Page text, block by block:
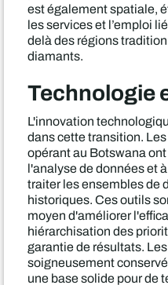
est également spatiale,
les services et l’emploi
delà des régions
diamants.
Technologie
L'innovation
dans cette transition.
opérant au Botswana
l'analyse de données et
traiter les ensembles de
historiques. Ces outils
moyen d'améliorer
hiérarchisation des
garantie de résultats.
soigneusement
une base solide pour de